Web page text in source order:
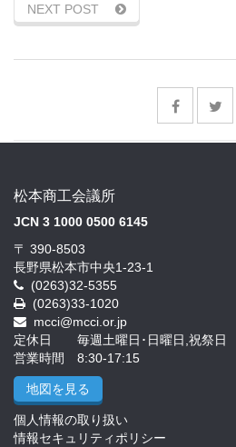
NEXT POST
松本商工会議所
JCN 3 1000 0500 6145
〒 390-8503
長野県松本市中央1-23-1
(0263)32-5355
(0263)33-1020
mcci@mcci.or.jp
定休日 毎週土曜日･日曜日,祝祭日
営業時間 8:30-17:15
地図を見る
個人情報の取り扱い
情報セキュリティポリシー